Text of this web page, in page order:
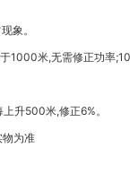
象。
于1000米,无需修正功率
升500米,修正6%。
为准